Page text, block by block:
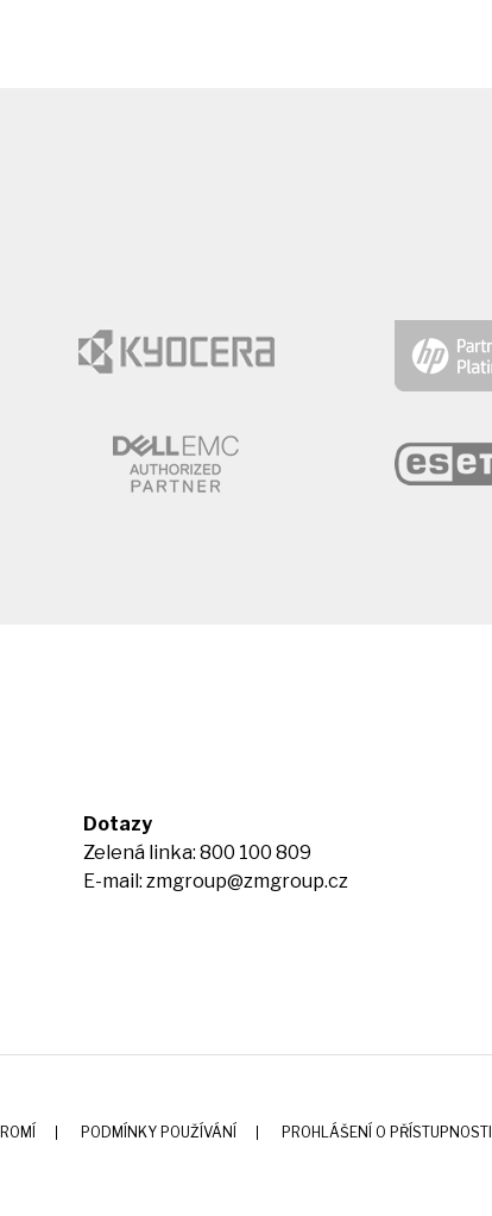
Dotazy
Zelená linka: 800 100 809
E-mail: zmgroup@zmgroup.cz
PODMÍNKY POUŽÍVÁNÍ PROHLÁŠENÍ O PŘÍSTUPNOSTI